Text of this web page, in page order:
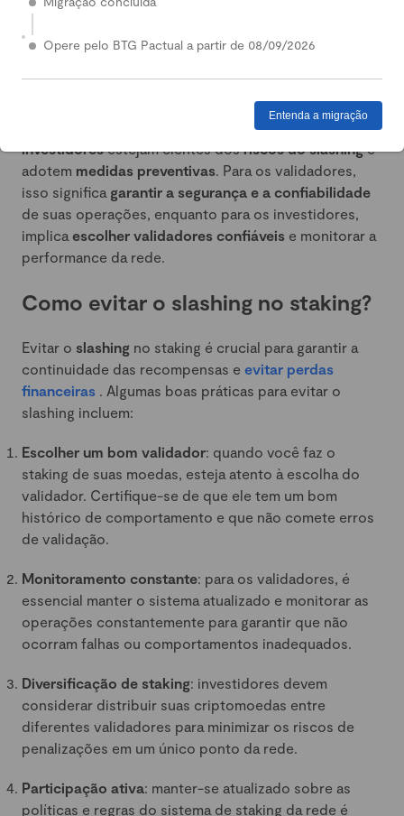
em uma diminuição da participação no staking e,
validadores quanto
investidoresestejam cientes dosriscos do slashinge
adotem medidas preventivas. Para os validadores,
isso significa garantir a segurança e a confiabilidade
de suas operações, enquanto para os investidores,
implica escolher validadores confiáveis e monitorar a
performance da rede.
Como evitar o slashing no staking?
Evitar o slashing no staking é crucial para garantir a
continuidade das recompensas e evitar perdas
financeiras . Algumas boas práticas para evitar o
slashing incluem:
Escolher um bom validador: quando você faz o
staking de suas moedas, esteja atento à escolha do
validador. Certifique-se de que ele tem um bom
histórico de comportamento e que não comete erros
de validação.
Monitoramento constante: para os validadores, é
essencial manter o sistema atualizado e monitorar as
operações constantemente para garantir que não
ocorram falhas ou comportamentos inadequados.
Diversificação de staking: investidores devem
considerar distribuir suas criptomoedas entre
diferentes validadores para minimizar os riscos de
penalizações em um único ponto da rede.
Participação ativa: manter-se atualizado sobre as
políticas e regras do sistema de staking da rede é
Opere pelo BTG Pactual a partir de 08/09/2026
Entenda a migração